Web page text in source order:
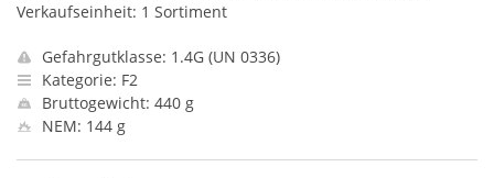
Verkaufseinheit: 1 Sortiment
Gefahrgutklasse: 1.4G (UN 0336)
Kategorie: F2
Bruttogewicht: 440 g
NEM: 144 g